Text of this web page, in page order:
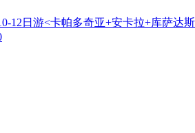
12日游<卡帕多奇亚+安卡拉+库萨达